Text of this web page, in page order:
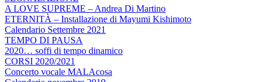
A LOVE SUPREME – Andrea Di Martino
ETERNITÀ – Installazione di Mayumi Kishimoto
Calendario Settembre 2021
TEMPO DI PAUSA
2020… soffi di tempo dinamico
CORSI 2020/2021
Concerto vocale MALAcosa